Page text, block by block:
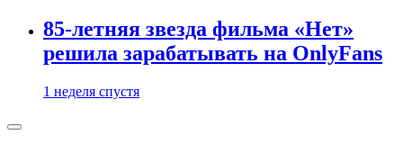
85-летняя звезда фильма «Нет»
решила зарабатывать на OnlyFans
1 неделя спустя